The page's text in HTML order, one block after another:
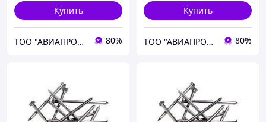
Купить
ТОО "АВИАПРОМСТАЛЬ" 80%
Купить
ТОО "АВИАПРОМСТАЛЬ" 80%